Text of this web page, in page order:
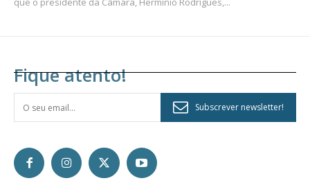
Fique atento!
Subscrever newsletter!